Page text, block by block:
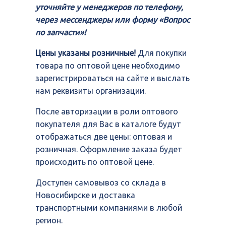
уточняйте у менеджеров по телефону,
через мессенджеры или форму «Вопрос
по запчасти»!
Цены указаны розничные! Для покупки
товара по оптовой цене необходимо
зарегистрироваться на сайте и выслать
нам реквизиты организации.
После авторизации в роли оптового
покупателя для Вас в каталоге будут
отображаться две цены: оптовая и
розничная. Оформление заказа будет
происходить по оптовой цене.
Доступен самовывоз со склада в
Новосибирске и доставка
транспортными компаниями в любой
регион.